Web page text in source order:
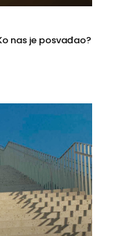
nas je posvađao?